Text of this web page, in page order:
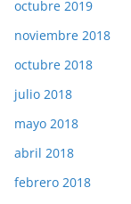
octubre 2019
noviembre 2018
octubre 2018
julio 2018
mayo 2018
abril 2018
febrero 2018